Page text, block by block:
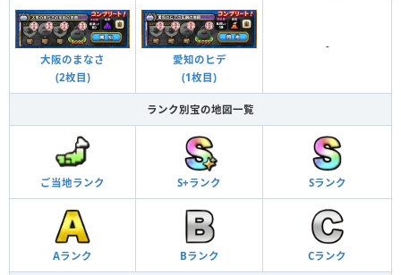
大阪のまなさ
(2枚目)
愛知のヒデ
(1枚目)
-
ランク別宝の地図一覧
ご当地ランク S+ランク Sランク
Aランク Bランク Cランク